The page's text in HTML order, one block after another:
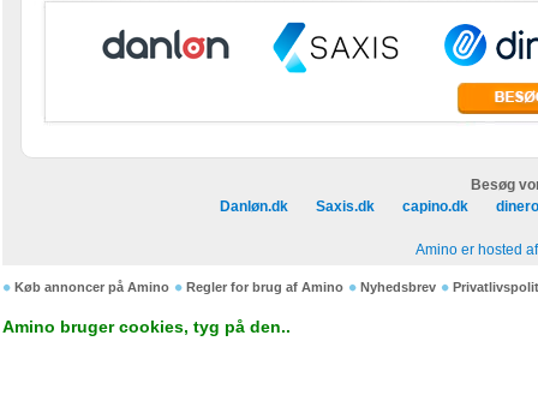
Besøg
Danløn.dk
Saxis.dk capino.dk
Amino er hosted
Køb annoncer på Amino Regler for brug af Amino Nyhedsbrev
Amino bruger cookies, tyg på den..